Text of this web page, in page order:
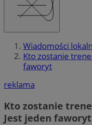
Wiadomości
Kto zostanie
faworyt
reklama
Kto zostanie
Jest jeden faworyt